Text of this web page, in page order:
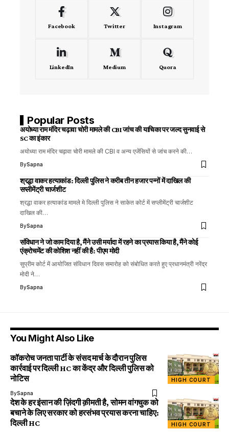
Facebook Twitter Instagram
LinkedIn Medium Quora
Popular Posts
अयोध्या राम मंदिर चढ़ावा चोरी मामले की CBI जांच की याचिका पर जल्द सुनवाई से
SC का इंकार
अयोध्या राम मंदिर चढ़ावा चोरी मामले की CBI व अन्य एजेंसियों से जांच करने की…
BySapna
श्रद्धा वाकर हत्याकांड: दिल्ली पुलिस ने करीब तीन हजार पन्नों में दाखिल की
सप्लीमेंट्री चार्जशीट
श्रद्धा वाकर हत्याकांड मामले मे दिल्ली पुलिस ने साकेत कोर्ट में सप्लीमेंट्री चार्जशीट
दाखिल की…
BySapna
संविधान ने जो काम दिया है, मैंने उसी मर्यादा में रहने का प्रयास किया है, मैंने कोई
एंक्रोचमेंट की कोशिश नहीं की है: पीएम मोदी
सुप्रीम कोर्ट में आयोजित संविधान दिवस समारोह को संबोधित करते हुए प्रधानमंत्री नरेंद्र
मोदी ने…
BySapna
You Might Also Like
HIGH COURT
कॉकरोच जनता पार्टी के संसद मार्च के दौरान पुलिस
कार्रवाई पर दिल्ली HC का केंद्र और दिल्ली पुलिस को
नोटिस
BySapna
HIGH COURT
देश के हर इंसान की ज़िंदगी क़ीमती है, सोमन वांगचुक को
बचाने के लिए सरकार को हरसंभव प्रयास करना चाहिए:
दिल्ली HC